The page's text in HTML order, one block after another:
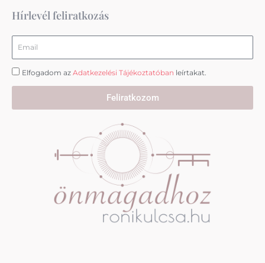
m
Hírlevél feliratkozás
Elfogadom az Adatkezelési Tájékoztatóban leírtakat.
Feliratkozom